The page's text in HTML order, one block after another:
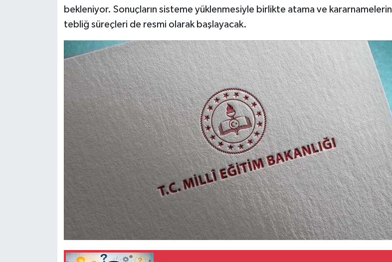
bekleniyor. Sonuçların sisteme yüklenmesiyle birlikte atama ve kararnamelerin
tebliğ süreçleri de resmi olarak başlayacak.
Resmi İlan
Rüya Tabirleri